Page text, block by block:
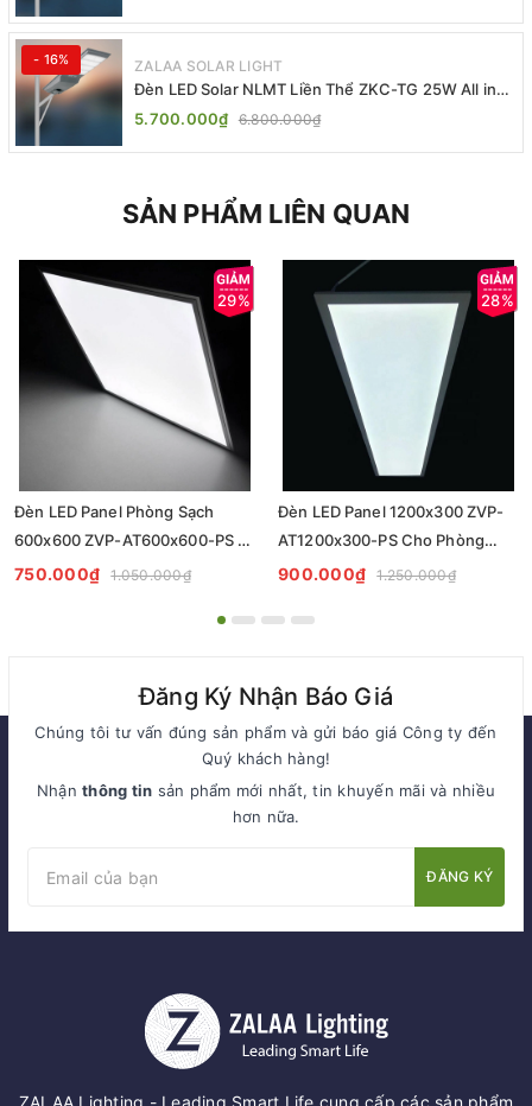
- 16% ZALAA SOLAR LIGHT
Đèn LED Solar NLMT Liền Thể ZKC-TG 25W All in
One | ZALAA Street Light
5.700.000₫ 6.800.000₫
SẢN PHẨM LIÊN QUAN
29%
Đèn LED Panel Phòng Sạch
600x600 ZVP-AT600x600-PS -
Tiêu Chuẩn Chiếu Sáng
750.000₫ 1.050.000₫
28%
Đèn LED Panel 1200x300 ZVP-
AT1200x300-PS Cho Phòng
Sạch - Giải Pháp Chiếu Sáng
900.000₫ 1.250.000₫
Đăng Ký Nhận Báo Giá
Chúng tôi tư vấn đúng sản phẩm và gửi báo giá Công ty đến
Quý khách hàng!
Nhậnthông tin sản phẩm mới nhất, tin khuyến mãi và nhiều
hơn nữa.
ĐĂNG KÝ